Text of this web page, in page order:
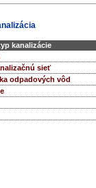
kanalizácie
sieť
odpadových vôd